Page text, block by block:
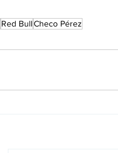
Red BullCheco Pérez